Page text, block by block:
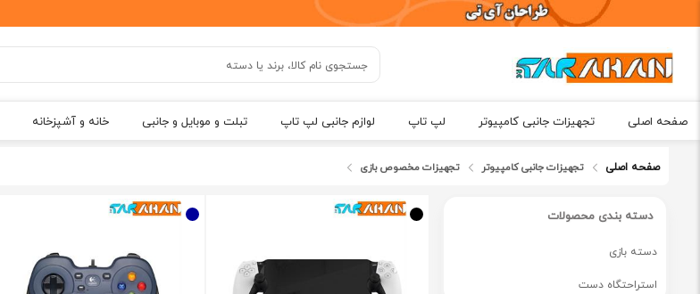
صفحه اصلی تجهیزات جانبی کامپیوتر لپ تاپ لوازم جانبی لپ تاپ تبلت و موبایل و جانبی خانه و آشپزخانه
صفحه اصلی تجهیزات جانبی کامپیوتر تجهیزات مخصوص بازی
دسته بندی محصولات
دسته بازی
استراحتگاه دست